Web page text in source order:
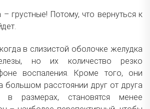
грустные! Потому, что вернуться к
в слизистой оболочке желудка
но их количество резко
воспаления. Кроме того, они
большом расстоянии друг от друга
в размерах, становятся менее